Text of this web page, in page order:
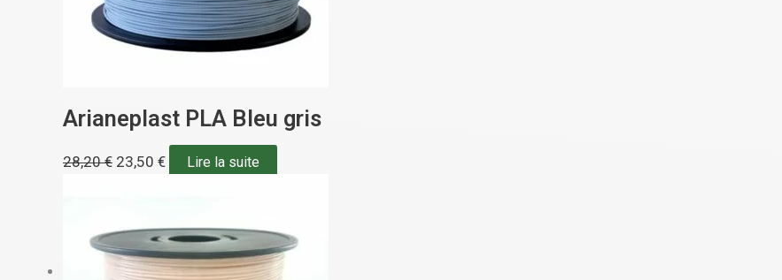
Arianeplast PLA Bleu gris
28,20€ 23,50 € Lire la suite